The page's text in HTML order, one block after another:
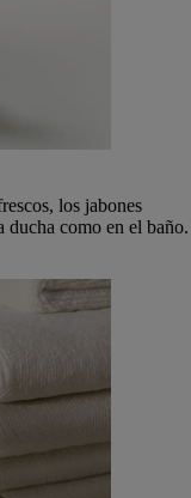
los jabones
ducha como en el baño.